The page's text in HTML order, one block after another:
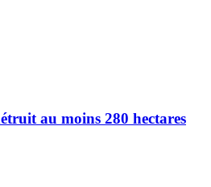
au moins 280 hectares